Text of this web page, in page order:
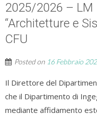
2025/2026 – LM
“Architetture e
CFU
Posted on 16 Febbraio
Il Direttore del
che il Dipartimento di
mediante affidamento